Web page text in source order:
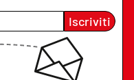
Iscriviti